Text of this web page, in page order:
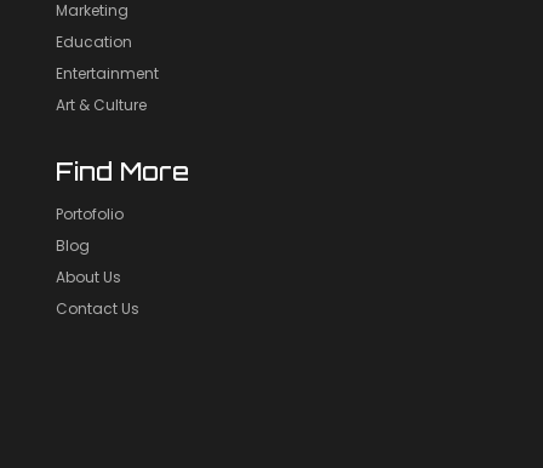
Marketing
Education
Entertainment
Art & Culture
Find More
Portofolio
Blog
About Us
Contact Us